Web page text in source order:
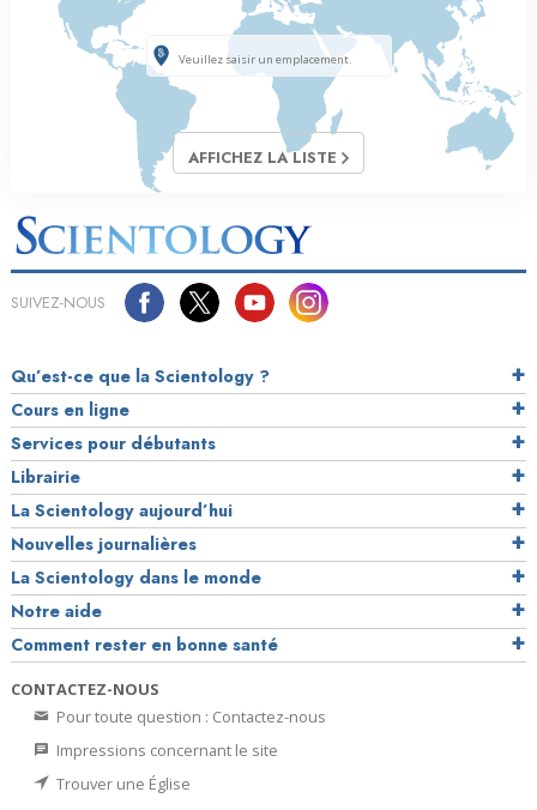
AFFICHEZ LA LISTE
SUIVEZ-NOUS
Qu’est-ce que la Scientology ?
Cours en ligne
Services pour débutants
Librairie
La Scientology aujourd’hui
Nouvelles journalières
La Scientology dans le monde
Notre aide
Comment rester en bonne santé
CONTACTEZ-NOUS
Pour toute question : Contactez-nous
Impressions concernant le site
Trouver une Église